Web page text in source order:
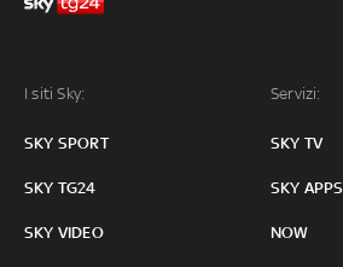
I siti Sky:
SKY SPORT
SKY TG24
SKY VIDEO
Servizi:
SKY TV
SKY APPS
NOW